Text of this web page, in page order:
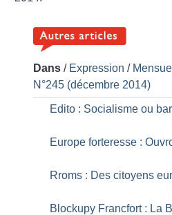
Dans / Expression /
N°245 (décembre 2014)
Edito : Socialisme ou
Europe forteresse :
Rroms : Des citoyens
Blockupy Francfort : La